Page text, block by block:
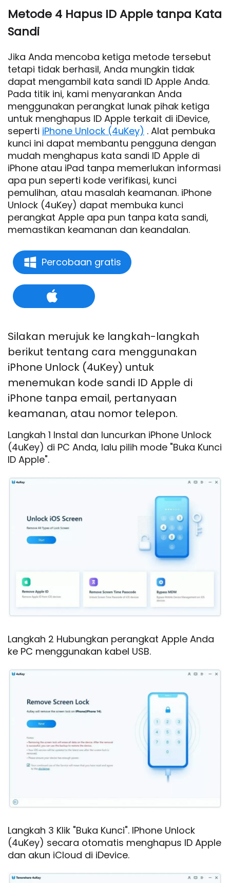
Metode 4 Hapus ID Apple tanpa Kata
Sandi
Jika Anda mencoba ketiga metode tersebut
tetapi tidak berhasil, Anda mungkin tidak
dapat mengambil kata sandi ID Apple Anda.
Pada titik ini, kami menyarankan Anda
menggunakan perangkat lunak pihak ketiga
untuk menghapus ID Apple terkait di iDevice,
seperti iPhone Unlock (4uKey) . Alat pembuka
kunci ini dapat membantu pengguna dengan
mudah menghapus kata sandi ID Apple di
iPhone atau iPad tanpa memerlukan informasi
apa pun seperti kode verifikasi, kunci
pemulihan, atau masalah keamanan. iPhone
Unlock (4uKey) dapat membuka kunci
perangkat Apple apa pun tanpa kata sandi,
memastikan keamanan dan keandalan.
Percobaan gratis
Silakan merujuk ke langkah-langkah
berikut tentang cara menggunakan
iPhone Unlock (4uKey) untuk
menemukan kode sandi ID Apple di
iPhone tanpa email, pertanyaan
keamanan, atau nomor telepon.
Langkah 1 Instal dan luncurkan iPhone Unlock
(4uKey) di PC Anda, lalu pilih mode "Buka Kunci
ID Apple".
Langkah 2 Hubungkan perangkat Apple Anda
ke PC menggunakan kabel USB.
Langkah 3 Klik "Buka Kunci". IPhone Unlock
(4uKey) secara otomatis menghapus ID Apple
dan akun iCloud di iDevice.